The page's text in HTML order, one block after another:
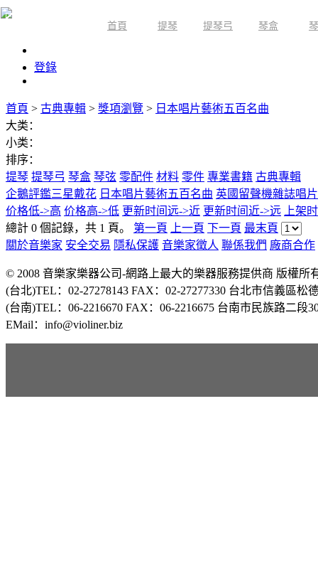
首頁 提琴 提琴弓 琴盒
登錄
首頁 > 古典專輯 > 獎項瀏覽 > 日本唱片藝術五百名曲
大类：
小类：
排序：
提琴 提琴弓 琴盒 琴弦 零配件 材料 零件 專業書籍 古典專輯
企鵝評鑑三星戴花 日本唱片藝術五百名曲 英國留聲機雜誌唱
价格低->高 价格高->低 更新时间远->近 更新时间近->远
上架
總計 0 個記錄，共 1 頁。 第一頁 上一頁 下一頁 最末頁
關於音樂家 安全交易 隱私保護 音樂家徵人 聯係我們 廠商合作
© 2008 音樂家樂器公司-網路上最大的樂器服務提供商 版權所
(台北)TEL：02-27278143 FAX：02-27277330 台北市信義區松
(台南)TEL：06-2216670 FAX：06-2216675 台南市民族路二
EMail：info@violiner.biz